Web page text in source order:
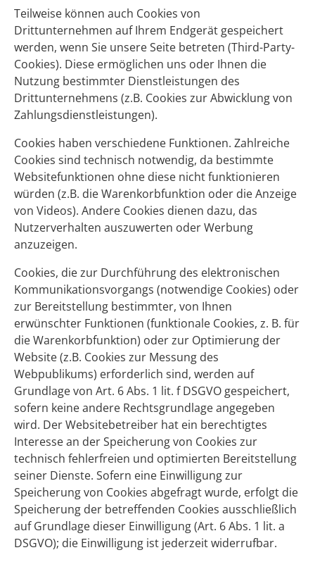
Teilweise können auch Cookies von
Drittunternehmen auf Ihrem Endgerät gespeichert
werden, wenn Sie unsere Seite betreten (Third-Party-
Cookies). Diese ermöglichen uns oder Ihnen die
Nutzung bestimmter Dienstleistungen des
Drittunternehmens (z.B. Cookies zur Abwicklung von
Zahlungsdienstleistungen).
Cookies haben verschiedene Funktionen. Zahlreiche
Cookies sind technisch notwendig, da bestimmte
Websitefunktionen ohne diese nicht funktionieren
würden (z.B. die Warenkorbfunktion oder die Anzeige
von Videos). Andere Cookies dienen dazu, das
Nutzerverhalten auszuwerten oder Werbung
anzuzeigen.
Cookies, die zur Durchführung des elektronischen
Kommunikationsvorgangs (notwendige Cookies) oder
zur Bereitstellung bestimmter, von Ihnen
erwünschter Funktionen (funktionale Cookies, z. B. für
die Warenkorbfunktion) oder zur Optimierung der
Website (z.B. Cookies zur Messung des
Webpublikums) erforderlich sind, werden auf
Grundlage von Art. 6 Abs. 1 lit. f DSGVO gespeichert,
sofern keine andere Rechtsgrundlage angegeben
wird. Der Websitebetreiber hat ein berechtigtes
Interesse an der Speicherung von Cookies zur
technisch fehlerfreien und optimierten Bereitstellung
seiner Dienste. Sofern eine Einwilligung zur
Speicherung von Cookies abgefragt wurde, erfolgt die
Speicherung der betreffenden Cookies ausschließlich
auf Grundlage dieser Einwilligung (Art. 6 Abs. 1 lit. a
DSGVO); die Einwilligung ist jederzeit widerrufbar.